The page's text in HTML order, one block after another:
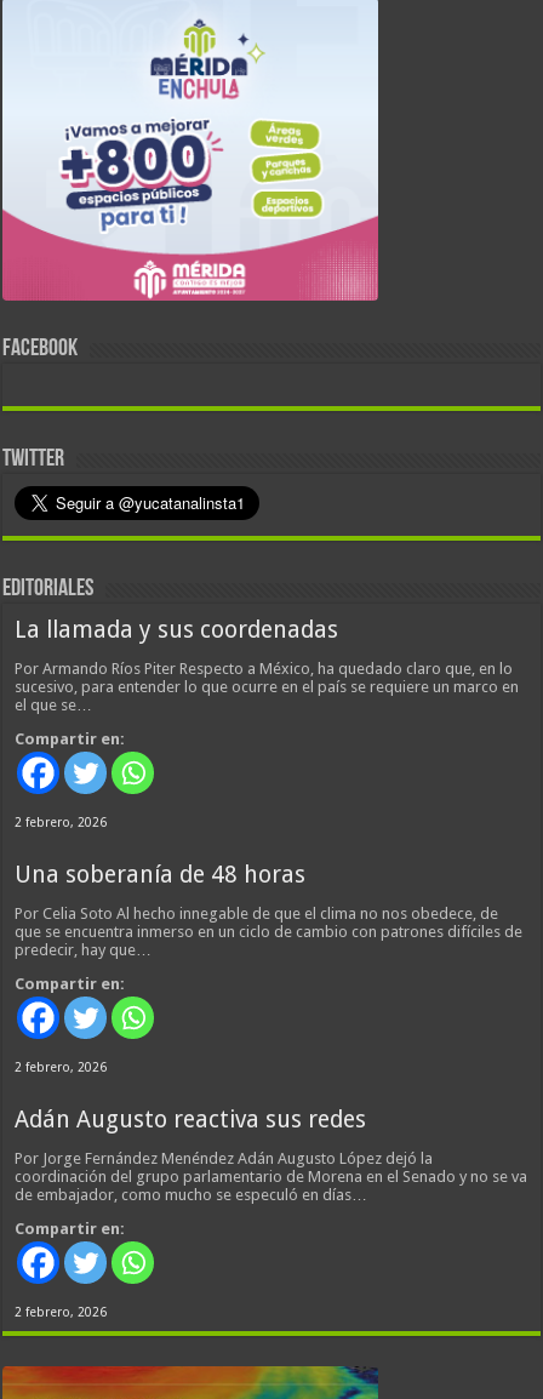
FACEBOOK
TWITTER
EDITORIALES
La llamada y sus coordenadas
Por Armando Ríos Piter Respecto a México, ha quedado claro que, en lo
sucesivo, para entender lo que ocurre en el país se requiere un marco en
el que se…
Compartir en:
2 febrero, 2026
Una soberanía de 48 horas
Por Celia Soto Al hecho innegable de que el clima no nos obedece, de
que se encuentra inmerso en un ciclo de cambio con patrones difíciles de
predecir, hay que…
Compartir en:
2 febrero, 2026
Adán Augusto reactiva sus redes
Por Jorge Fernández Menéndez Adán Augusto López dejó la
coordinación del grupo parlamentario de Morena en el Senado y no se va
de embajador, como mucho se especuló en días…
Compartir en:
2 febrero, 2026